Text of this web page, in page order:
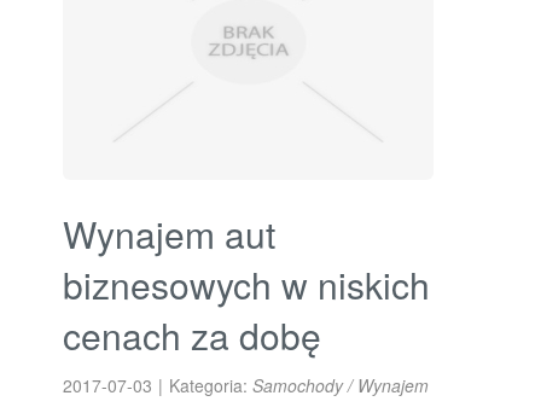
Wynajem aut
biznesowych w niskich
cenach za dobę
2017-07-03 | Kategoria:Samochody / Wynajem